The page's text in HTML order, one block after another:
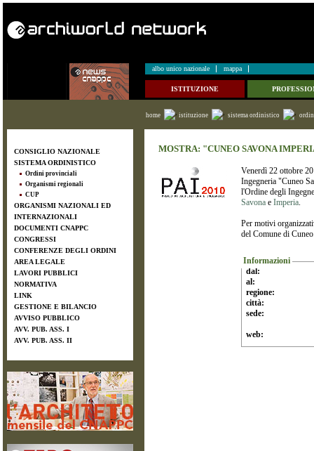
albo unico nazionale mappa
ISTITUZIONE
home istituzione sistema ordinistico
CONSIGLIO NAZIONALE
SISTEMA ORDINISTICO
Ordini provinciali
Organismi regionali
CUP
ORGANISMI NAZIONALI ED
INTERNAZIONALI
DOCUMENTI CNAPPC
CONGRESSI
CONFERENZE DEGLI ORDINI
AREA LEGALE
LAVORI PUBBLICI
NORMATIVA
LINK
GESTIONE E BILANCIO
AVVISO PUBBLICO
AVV. PUB. ASS. I
AVV. PUB. ASS. II
MOSTRA: "CUNEO SAVONA
Venerdì 22 ottobre
Ingegneria "Cuneo
l'Ordine degli
Savona eImperia.
Per motivi
del Comune di
Informazioni
dal:
al:
regione:
città:
sede:
web: